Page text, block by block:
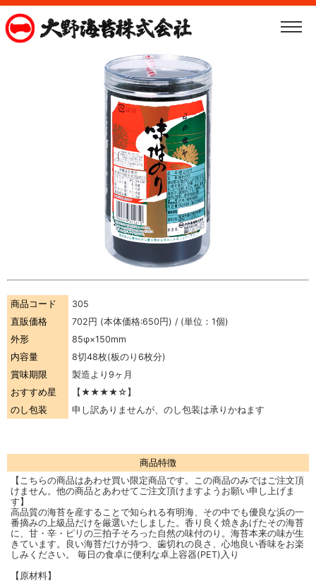
商品コード
305
直販価格
702円 (本体価格:650円) / (単位：1個)
外形
85φ×150mm
内容量
8切48枚(板のり6枚分)
賞味期限
製造より9ヶ月
おすすめ星
【★★★★☆】
のし包装
申し訳ありませんが、のし包装は承りかねます
商品特徴
【こちらの商品はあわせ買い限定商品です。この商品のみではご注文頂
けません。他の商品とあわせてご注文頂けますようお願い申し上げま
す】
高品質の海苔を産することで知られる有明海、その中でも優良な浜の一
番摘みの上級品だけを厳選いたしました。香り良く焼きあげたその海苔
に、甘・辛・ピリの三拍子そろった自然の味付のり。海苔本来の味が生
きています。良い海苔だけが持つ、歯切れの良さ、心地良い香味をお楽
しみください。 毎日の食卓に便利な卓上容器(PET)入り
【原材料】